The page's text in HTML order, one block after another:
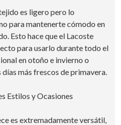
es ligero pero lo
para mantenerte cómodo en
Esto hace que el Lacoste
para usarlo durante todo el
en otoño e invierno o
más frescos de primavera.
Estilos y Ocasiones
es extremadamente versátil,